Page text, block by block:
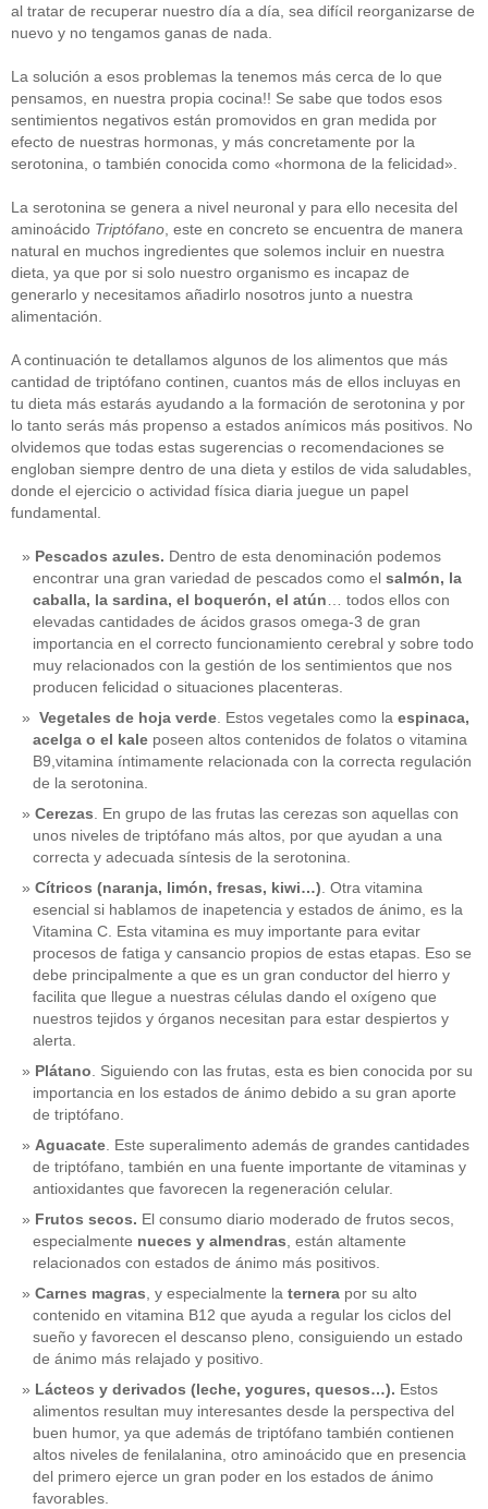
al tratar de recuperar nuestro día a día, sea difícil reorganizarse de
nuevo y no tengamos ganas de nada.
La solución a esos problemas la tenemos más cerca de lo que
pensamos, en nuestra propia cocina!! Se sabe que todos esos
sentimientos negativos están promovidos en gran medida por
efecto de nuestras hormonas, y más concretamente por la
serotonina, o también conocida como «hormona de la felicidad».
La serotonina se genera a nivel neuronal y para ello necesita del
aminoácido Triptófano, este en concreto se encuentra de manera
natural en muchos ingredientes que solemos incluir en nuestra
dieta, ya que por si solo nuestro organismo es incapaz de
generarlo y necesitamos añadirlo nosotros junto a nuestra
alimentación.
A continuación te detallamos algunos de los alimentos que más
cantidad de triptófano continen, cuantos más de ellos incluyas en
tu dieta más estarás ayudando a la formación de serotonina y por
lo tanto serás más propenso a estados anímicos más positivos. No
olvidemos que todas estas sugerencias o recomendaciones se
engloban siempre dentro de una dieta y estilos de vida saludables,
donde el ejercicio o actividad física diaria juegue un papel
fundamental.
Pescados azules. Dentro de esta denominación podemos
encontrar una gran variedad de pescados como el salmón, la
caballa, la sardina, el boquerón, el atún… todos ellos con
elevadas cantidades de ácidos grasos omega-3 de gran
importancia en el correcto funcionamiento cerebral y sobre todo
muy relacionados con la gestión de los sentimientos que nos
producen felicidad o situaciones placenteras.
Vegetales de hoja verde. Estos vegetales como la espinaca,
acelga o el kale poseen altos contenidos de folatos o vitamina
B9,vitamina íntimamente relacionada con la correcta regulación
de la serotonina.
Cerezas. En grupo de las frutas las cerezas son aquellas con
unos niveles de triptófano más altos, por que ayudan a una
correcta y adecuada síntesis de la serotonina.
Cítricos (naranja, limón, fresas, kiwi…). Otra vitamina
esencial si hablamos de inapetencia y estados de ánimo, es la
Vitamina C. Esta vitamina es muy importante para evitar
procesos de fatiga y cansancio propios de estas etapas. Eso se
debe principalmente a que es un gran conductor del hierro y
facilita que llegue a nuestras células dando el oxígeno que
nuestros tejidos y órganos necesitan para estar despiertos y
alerta.
Plátano. Siguiendo con las frutas, esta es bien conocida por su
importancia en los estados de ánimo debido a su gran aporte
de triptófano.
Aguacate. Este superalimento además de grandes cantidades
de triptófano, también en una fuente importante de vitaminas y
antioxidantes que favorecen la regeneración celular.
Frutos secos. El consumo diario moderado de frutos secos,
especialmente nueces y almendras, están altamente
relacionados con estados de ánimo más positivos.
Carnes magras, y especialmente la ternera por su alto
contenido en vitamina B12 que ayuda a regular los ciclos del
sueño y favorecen el descanso pleno, consiguiendo un estado
de ánimo más relajado y positivo.
Lácteos y derivados (leche, yogures, quesos…). Estos
alimentos resultan muy interesantes desde la perspectiva del
buen humor, ya que además de triptófano también contienen
altos niveles de fenilalanina, otro aminoácido que en presencia
del primero ejerce un gran poder en los estados de ánimo
favorables.